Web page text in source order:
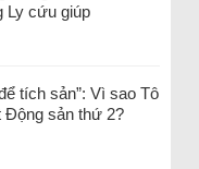
Ly cứu giúp
tích sản”: Vì sao Tô
Động sản thứ 2?